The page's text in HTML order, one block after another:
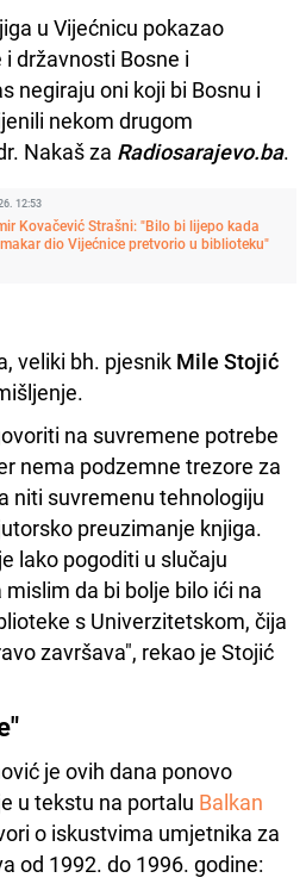
u Vijećnicu pokazao
državnosti Bosne i
negiraju oni koji bi Bosnu i
nekom drugom
Nakaš za Radiosarajevo.ba.
12:53
Kovačević Strašni: "Bilo bi lijepo kada
dio Vijećnice pretvorio u biblioteku"
veliki bh. pjesnik Mile Stojić
na suvremene potrebe
nema podzemne trezore za
niti suvremenu tehnologiju
preuzimanje knjiga.
lako pogoditi u slučaju
da bi bolje bilo ići na
s Univerzitetskom, čija
završava", rekao je Stojić
je ovih dana ponovo
u tekstu na portalu Balkan
o iskustvima umjetnika za
od 1992. do 1996. godine: